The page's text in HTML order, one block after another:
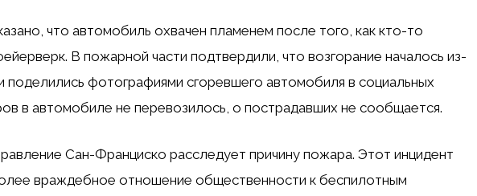
что автомобиль охвачен пламенем после того, как кто-то
В пожарной части подтвердили, что возгорание началось из-
поделились фотографиями сгоревшего автомобиля в социальных
в автомобиле не перевозилось, о пострадавших не сообщается.
Сан-Франциско расследует причину пожара. Этот инцидент
враждебное отношение общественности к беспилотным